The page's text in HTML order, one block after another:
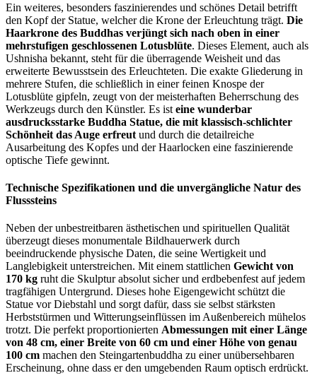
Ein weiteres, besonders faszinierendes und schönes Detail betrifft
den Kopf der Statue, welcher die Krone der Erleuchtung trägt. Die
Haarkrone des Buddhas verjüngt sich nach oben in einer
mehrstufigen geschlossenen Lotusblüte. Dieses Element, auch als
Ushnisha bekannt, steht für die überragende Weisheit und das
erweiterte Bewusstsein des Erleuchteten. Die exakte Gliederung in
mehrere Stufen, die schließlich in einer feinen Knospe der
Lotusblüte gipfeln, zeugt von der meisterhaften Beherrschung des
Werkzeugs durch den Künstler. Es ist eine wunderbar
ausdrucksstarke Buddha Statue, die mit klassisch-schlichter
Schönheit das Auge erfreut und durch die detailreiche
Ausarbeitung des Kopfes und der Haarlocken eine faszinierende
optische Tiefe gewinnt.
Technische Spezifikationen und die unvergängliche Natur des
Flusssteins
Neben der unbestreitbaren ästhetischen und spirituellen Qualität
überzeugt dieses monumentale Bildhauerwerk durch
beeindruckende physische Daten, die seine Wertigkeit und
Langlebigkeit unterstreichen. Mit einem stattlichen Gewicht von
170 kg ruht die Skulptur absolut sicher und erdbebenfest auf jedem
tragfähigen Untergrund. Dieses hohe Eigengewicht schützt die
Statue vor Diebstahl und sorgt dafür, dass sie selbst stärksten
Herbststürmen und Witterungseinflüssen im Außenbereich mühelos
trotzt. Die perfekt proportionierten Abmessungen mit einer Länge
von 48 cm, einer Breite von 60 cm und einer Höhe von genau
100 cm machen den Steingartenbuddha zu einer unübersehbaren
Erscheinung, ohne dass er den umgebenden Raum optisch erdrückt.